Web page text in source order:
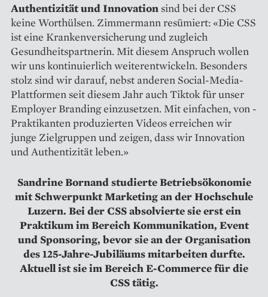
Authentizität und Innovationsind bei der CSS
keine ­Worthülsen. Zimmermann resümiert: «Die CSS
ist eine Krankenversicherung und zugleich
Gesundheitspartnerin. Mit diesem Anspruch wollen
wir uns kontinuier­lich weiterentwickeln. Besonders
stolz sind wir darauf, nebst anderen Social-Media-
Plattformen seit diesem Jahr auch Tiktok für ­unser
Employer Branding ­einzusetzen. Mit ein­fachen, von ­
Praktikanten ­produzierten Videos ­erreichen wir
junge Zielgruppen und zeigen, dass wir Inno­vation
und ­Authentizität leben.»
Sandrine Bornand studierte Betriebsökonomie
mit Schwerpunkt Marketing an der Hochschule
Luzern. Bei der CSS absolvierte sie erst ein
Praktikum im Bereich Kommunikation, Event
und Sponsoring, bevor sie an der Organisation
des 125-Jahre-Jubiläums mitarbeiten durfte.
Aktuell ist sie im Bereich E-Commerce für die
CSS tätig.